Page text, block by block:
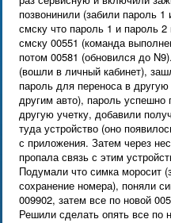
позвонинили (забили пароль
смску что пароль 1 и пароль
смску 00551 (команда
потом 00581 (обновился до
(вошли в личный кабинет),
пароль для переноса в другую
другим авто), пароль
другую учетку, добавили
туда устройство (оно
с приложения. Затем через
пропала связь с этим
Подумали что симка моросит
сохранение номера), поняли
009902, затем все по новой
Решили сделать опять все по